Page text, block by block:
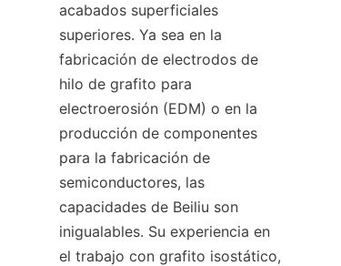
acabados superficiales
superiores. Ya sea en la
fabricación de electrodos de
hilo de grafito para
electroerosión (EDM) o en la
producción de componentes
para la fabricación de
semiconductores, las
capacidades de Beiliu son
inigualables. Su experiencia en
el trabajo con grafito isostático,